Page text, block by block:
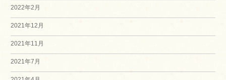
2022年2月
2021年12月
2021年11月
2021年7月